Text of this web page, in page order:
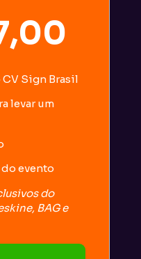
CV Sign Brasil
levar um
evento
do
BAG e